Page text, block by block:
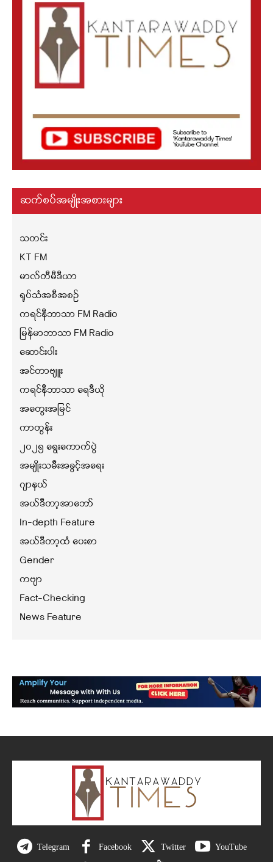
ဆက်စပ်အမျိုးအစားများ
သတင်း
KT FM
မာလ်တီမီဒီယာ
ရုပ်သံအစီအစဉ်
ကရင်နီဘာသာ FM Radio
မြန်မာဘာသာ FM Radio
ဆောင်းပါး
အင်တာဗျူး
ကရင်နီဘာသာ ရေဒီယို
အတွေးအမြင်
ကာတွန်း
၂၀၂၅ ရွေးကောက်ပွဲ
အမျိုးသမီးအခွင့်အရေး
ဂျာနယ်
အယ်ဒီတာ့အာဘော်
In-depth Feature
အယ်ဒီတာ့ထံ ပေးစာ
Gender
ကဗျာ
Fact-Checking
News Feature
Telegram Facebook Twitter YouTube